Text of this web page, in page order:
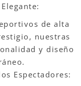
de alta
nuestras
y diseño
Espectadores: